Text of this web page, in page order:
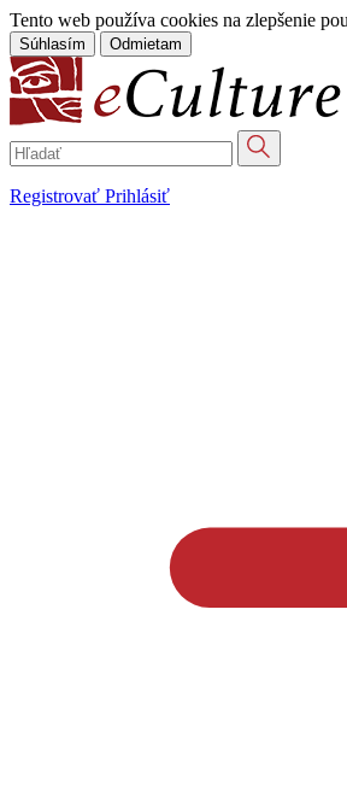
Tento web používa cookies na zlepšenie
Súhlasím Odmietam
Registrovať Prihlásiť